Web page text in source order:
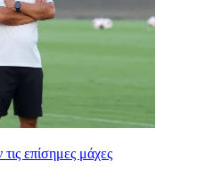
επίσημες μάχες